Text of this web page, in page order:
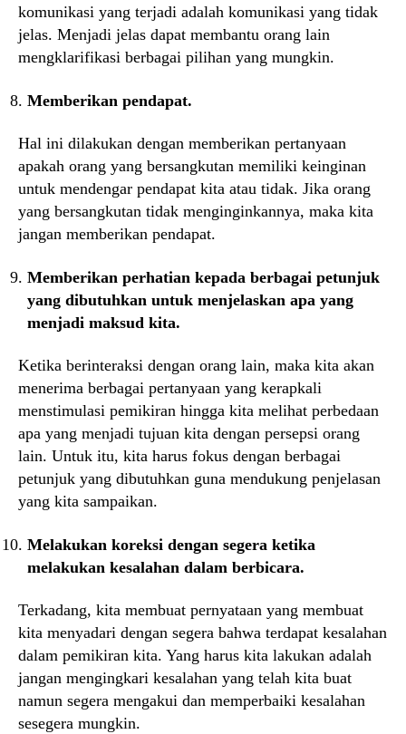
komunikasi yang terjadi adalah komunikasi yang tidak
jelas. Menjadi jelas dapat membantu orang lain
mengklarifikasi berbagai pilihan yang mungkin.
Memberikan pendapat.
Hal ini dilakukan dengan memberikan pertanyaan
apakah orang yang bersangkutan memiliki keinginan
untuk mendengar pendapat kita atau tidak. Jika orang
yang bersangkutan tidak menginginkannya, maka kita
jangan memberikan pendapat.
Memberikan perhatian kepada berbagai petunjuk
yang dibutuhkan untuk menjelaskan apa yang
menjadi maksud kita.
Ketika berinteraksi dengan orang lain, maka kita akan
menerima berbagai pertanyaan yang kerapkali
menstimulasi pemikiran hingga kita melihat perbedaan
apa yang menjadi tujuan kita dengan persepsi orang
lain. Untuk itu, kita harus fokus dengan berbagai
petunjuk yang dibutuhkan guna mendukung penjelasan
yang kita sampaikan.
Melakukan koreksi dengan segera ketika
melakukan kesalahan dalam berbicara.
Terkadang, kita membuat pernyataan yang membuat
kita menyadari dengan segera bahwa terdapat kesalahan
dalam pemikiran kita. Yang harus kita lakukan adalah
jangan mengingkari kesalahan yang telah kita buat
namun segera mengakui dan memperbaiki kesalahan
sesegera mungkin.